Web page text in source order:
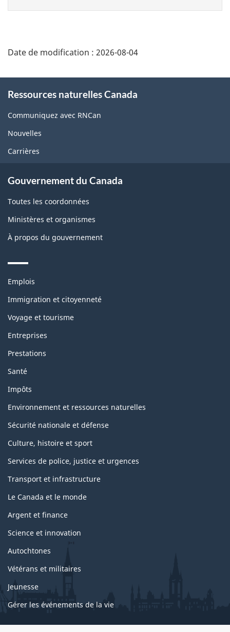
page
Date de modification : 2026-08-04
this
site
Ressources naturelles Canada
Communiquez avec RNCan
Nouvelles
Carrières
Gouvernement du Canada
Toutes les coordonnées
Ministères et organismes
À propos du gouvernement
Themes
topics
Emplois
Immigration et citoyenneté
Voyage et tourisme
Entreprises
Prestations
Santé
Impôts
Environnement et ressources naturelles
Sécurité nationale et défense
Culture, histoire et sport
Services de police, justice et urgences
Transport et infrastructure
Le Canada et le monde
Argent et finance
Science et innovation
Autochtones
Vétérans et militaires
Jeunesse
Gérer les événements de la vie